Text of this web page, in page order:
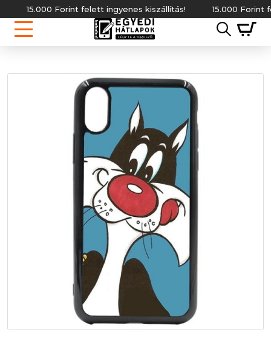
15.000 Forint felett ingyenes kiszállítás! 15.000 Forint felett